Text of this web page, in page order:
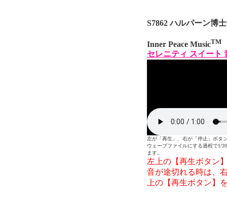
S7862 ハルパーン博
Inner Peace MusicTM
セレニティ スイート
左が「再生」、右が「停止」ボタ
ウェーブファイルにする過程で1/
ます。
左上の【再生ボタン
音が途切れる時は、
上の【再生ボタン】